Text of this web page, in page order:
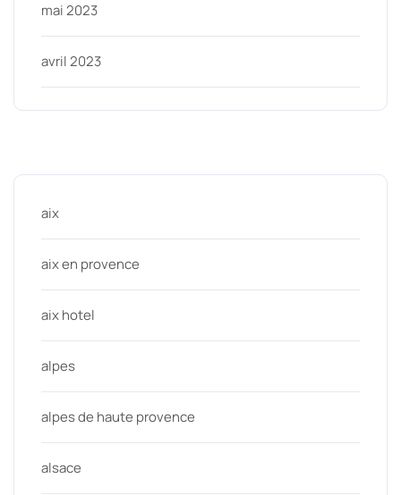
mai 2023
avril 2023
aix
aix en provence
aix hotel
alpes
alpes de haute provence
alsace